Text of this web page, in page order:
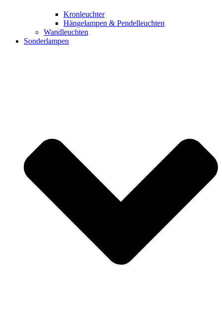
Kronleuchter
Hängelampen & Pendelleuchten
Wandleuchten
Sonderlampen